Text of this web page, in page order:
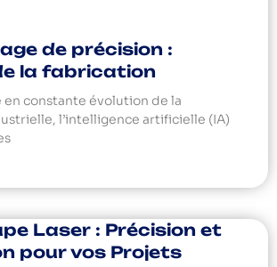
de précision :
la fabrication
en constante évolution de la
l’intelligence artificielle (IA)
Laser : Précision et
pour vos Projets